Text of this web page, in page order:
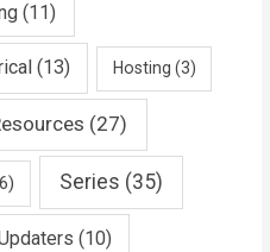
(11)
(13) Hosting (3)
(27)
Series (35)
(10)